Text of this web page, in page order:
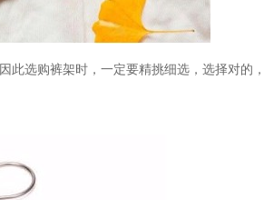
此选购裤架时，一定要精挑细选，选择对的